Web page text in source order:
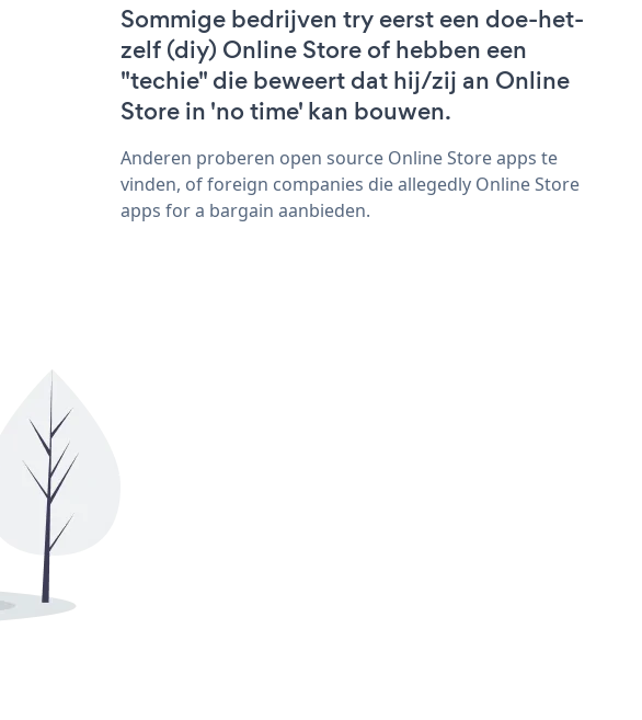
Sommige bedrijven try eerst een doe-het-
zelf (diy) Online Store of hebben een
"techie" die beweert dat hij/zij an Online
Store in 'no time' kan bouwen.
Anderen proberen open source Online Store apps te
vinden, of foreign companies die allegedly Online Store
apps for a bargain aanbieden.